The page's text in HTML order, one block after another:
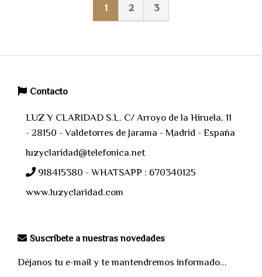
1 2 3
Contacto
LUZ Y CLARIDAD S.L. C/ Arroyo de la Hiruela, 11
- 28150 - Valdetorres de Jarama - Madrid - España
luzyclaridad@telefonica.net
918415380 - WHATSAPP : 670340125
www.luzyclaridad.com
Suscríbete a nuestras novedades
Déjanos tu e-mail y te mantendremos informado...